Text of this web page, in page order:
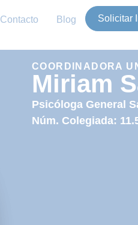
Contacto Blog Solicitar
COORDINADORA
Miriam
Psicóloga General
Núm. Colegiada: